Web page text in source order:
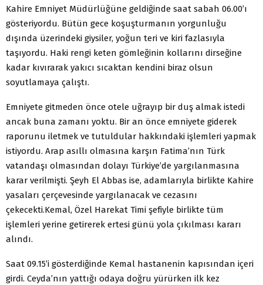
Kahire Emniyet Müdürlüğüne geldiğinde saat sabah 06.00’ı
gösteriyordu. Bütün gece koşuşturmanın yorgunluğu
dışında üzerindeki giysiler, yoğun teri ve kiri fazlasıyla
taşıyordu. Haki rengi keten gömleğinin kollarını dirseğine
kadar kıvırarak yakıcı sıcaktan kendini biraz olsun
soyutlamaya çalıştı.
Emniyete gitmeden önce otele uğrayıp bir duş almak istedi
ancak buna zamanı yoktu. Bir an önce emniyete giderek
raporunu iletmek ve tutuldular hakkındaki işlemleri yapmak
istiyordu. Arap asıllı olmasına karşın Fatima’nın Türk
vatandaşı olmasından dolayı Türkiye’de yargılanmasına
karar verilmişti. Şeyh El Abbas ise, adamlarıyla birlikte Kahire
yasaları çerçevesinde yargılanacak ve cezasını
çekecekti.Kemal, Özel Harekat Timi şefiyle birlikte tüm
işlemleri yerine getirerek ertesi günü yola çıkılması kararı
alındı.
Saat 09.15’i gösterdiğinde Kemal hastanenin kapısından içeri
girdi. Ceyda’nın yattığı odaya doğru yürürken ilk kez